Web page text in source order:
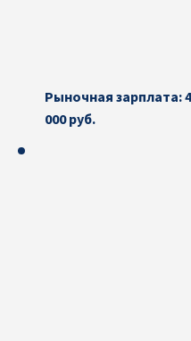
Рыночная зарплата:
000 руб.